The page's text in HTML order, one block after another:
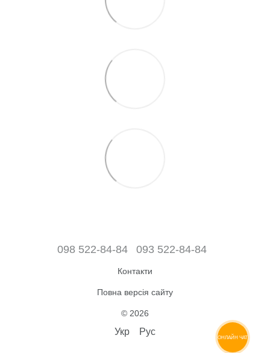
098 522-84-84 093 522-84-84
Контакти
Повна версія сайту
© 2026
Укр Рус
ОНЛАЙН ЧАТ